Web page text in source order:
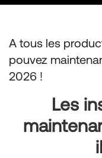
A tous les
pouvez
2026 !
Les